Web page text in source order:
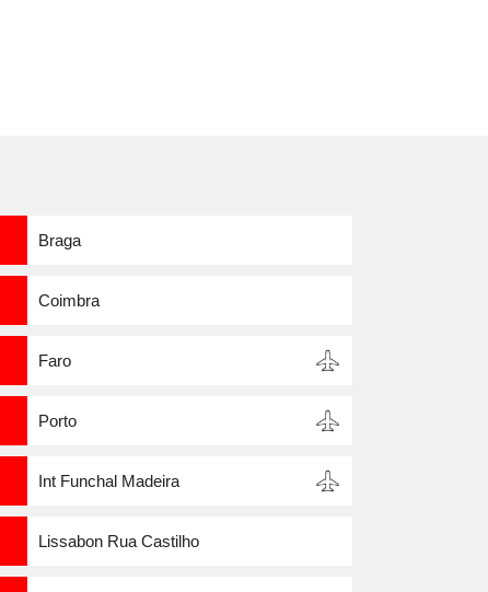
Braga
Coimbra
Faro
Porto
Int Funchal Madeira
Lissabon Rua Castilho